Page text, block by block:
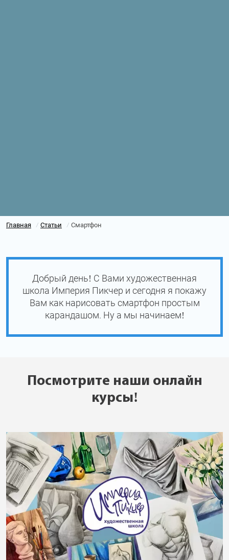
Главная / Статьи / Смартфон
Добрый день! С Вами художественная
школа Империя Пикчер и сегодня я покажу
Вам как нарисовать смартфон простым
карандашом. Ну а мы начинаем!
Посмотрите наши онлайн
курсы!